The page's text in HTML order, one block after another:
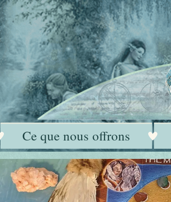
Ce que nous offrons